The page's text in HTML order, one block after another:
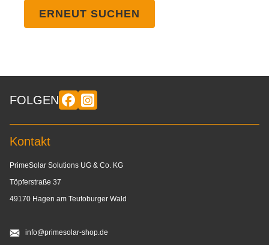
ERNEUT SUCHEN
FOLGEN
Kontakt
PrimeSolar Solutions UG & Co. KG
Töpferstraße 37
49170 Hagen am Teutoburger Wald
info@primesolar-shop.de